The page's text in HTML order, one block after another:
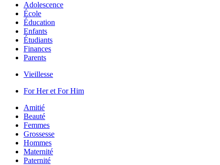
Adolescence
École
Éducation
Enfants
Étudiants
Finances
Parents
Vieillesse
For Her et For Him
Amitié
Beauté
Femmes
Grossesse
Hommes
Maternité
Paternité